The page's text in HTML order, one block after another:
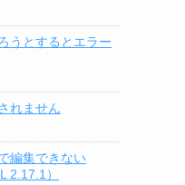
うとするとエラー
れません
編集できない
2.17.1）